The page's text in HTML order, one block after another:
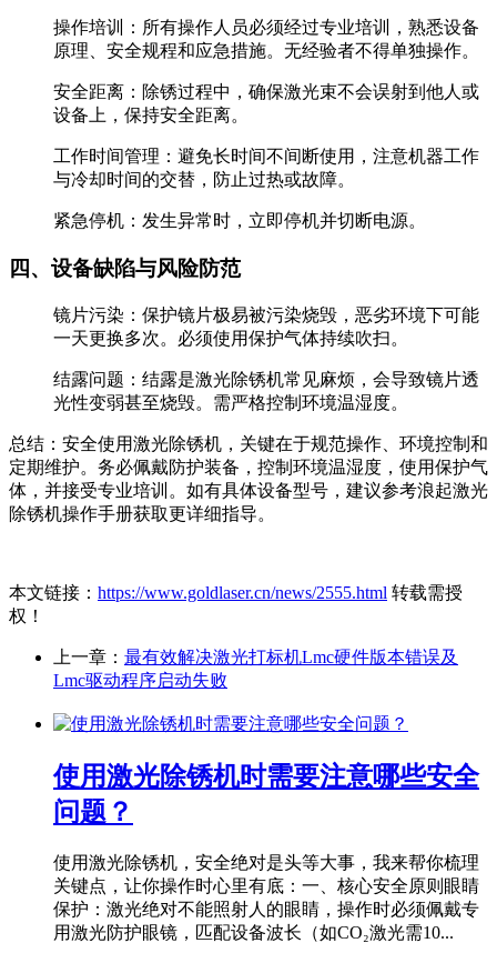
‌操作培训‌：所有操作人员必须‌经过专业培训‌，熟悉设备
原理、安全规程和应急措施。无经验者不得单独操作。
‌安全距离‌：除锈过程中，确保激光束不会误射到他人或
设备上，保持‌安全距离‌。
‌工作时间管理‌：避免长时间不间断使用，注意机器‌工作
与冷却时间‌的交替，防止过热或故障。
‌紧急停机‌：发生异常时，‌立即停机并切断电源‌。
四、设备缺陷与风险防范
‌镜片污染‌：保护镜片极易被污染烧毁，恶劣环境下可能
一天更换多次。‌必须使用保护气体持续吹扫‌。
‌结露问题‌：结露是激光除锈机常见麻烦，会导致镜片透
光性变弱甚至烧毁。需严格控制环境温湿度。
‌总结‌：安全使用激光除锈机，关键在于‌规范操作、环境控制和
定期维护‌。务必佩戴防护装备，控制环境温湿度，使用保护气
体，并接受专业培训。如有具体设备型号，建议参考浪起激光
除锈机操作手册获取更详细指导。
本文链接： https://www.goldlaser.cn/news/2555.html 转载需授
权！
上一章： 最有效解决激光打标机Lmc硬件版本错误及
Lmc驱动程序启动失败
使用激光除锈机时需要注意哪些安全
问题？
使用激光除锈机，安全绝对是头等大事，我来帮你梳理
关键点，让你操作时心里有底：一、核心安全原则‌眼睛
保护‌：激光绝对不能照射人的眼睛，操作时必须佩戴‌专
用激光防护眼镜‌，匹配设备波长（如CO₂激光需10...